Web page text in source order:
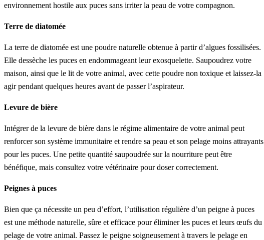
environnement hostile aux puces sans irriter la peau de votre compagnon.
Terre de diatomée
La terre de diatomée est une poudre naturelle obtenue à partir d’algues fossilisées.
Elle dessèche les puces en endommageant leur exosquelette. Saupoudrez votre
maison, ainsi que le lit de votre animal, avec cette poudre non toxique et laissez-la
agir pendant quelques heures avant de passer l’aspirateur.
Levure de bière
Intégrer de la levure de bière dans le régime alimentaire de votre animal peut
renforcer son système immunitaire et rendre sa peau et son pelage moins attrayants
pour les puces. Une petite quantité saupoudrée sur la nourriture peut être
bénéfique, mais consultez votre vétérinaire pour doser correctement.
Peignes à puces
Bien que ça nécessite un peu d’effort, l’utilisation régulière d’un peigne à puces
est une méthode naturelle, sûre et efficace pour éliminer les puces et leurs œufs du
pelage de votre animal. Passez le peigne soigneusement à travers le pelage en